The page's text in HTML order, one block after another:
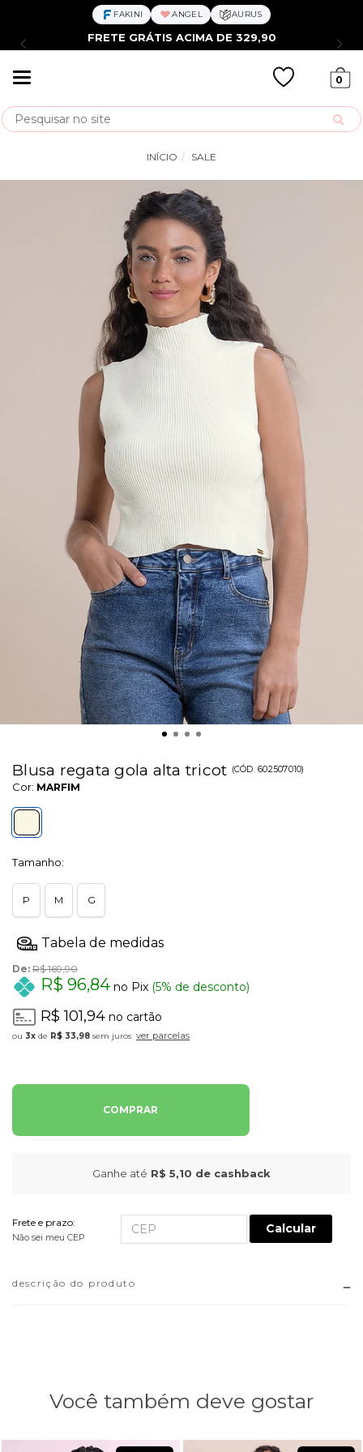
FAKINI ANGEL AURUS
FRETE GRÁTIS ACIMA DE 329,90
0
Busca
INÍCIO SALE
Blusa regata gola alta tricot (CÓD. 602507010)
Cor: MARFIM
Tamanho:
P M G
De: R$ 169,90
R$ 96,84 no Pix (5% de desconto)
R$ 101,94 no cartão
3x de R$ 33,98 sem juros ver parcelas
COMPRAR
Ganhe até R$ 5,10 de cashback
Frete e prazo:
Não sei meu CEP
Calcular
descrição do produto
Você também deve gostar